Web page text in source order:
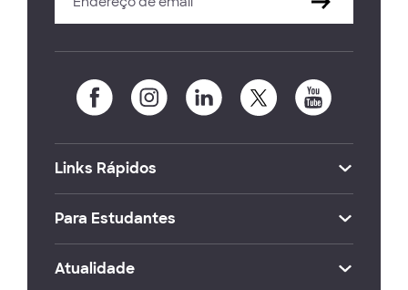
Links Rápidos
Para Estudantes
Atualidade